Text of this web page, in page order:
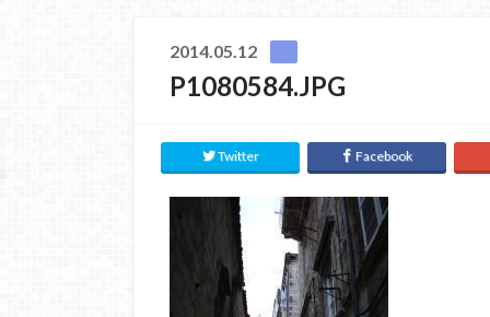
2014.05.12
P1080584.JPG
Twitter Facebook